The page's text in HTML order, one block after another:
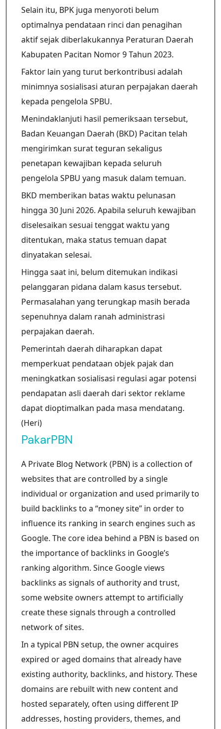
Selain itu, BPK juga menyoroti belum
optimalnya pendataan rinci dan penagihan
aktif sejak diberlakukannya Peraturan Daerah
Kabupaten Pacitan Nomor 9 Tahun 2023.
Faktor lain yang turut berkontribusi adalah
minimnya sosialisasi aturan perpajakan daerah
kepada pengelola SPBU.
Menindaklanjuti hasil pemeriksaan tersebut,
Badan Keuangan Daerah (BKD) Pacitan telah
mengirimkan surat teguran sekaligus
penetapan kewajiban kepada seluruh
pengelola SPBU yang masuk dalam temuan.
BKD memberikan batas waktu pelunasan
hingga 30 Juni 2026. Apabila seluruh kewajiban
diselesaikan sesuai tenggat waktu yang
ditentukan, maka status temuan dapat
dinyatakan selesai.
Hingga saat ini, belum ditemukan indikasi
pelanggaran pidana dalam kasus tersebut.
Permasalahan yang terungkap masih berada
sepenuhnya dalam ranah administrasi
perpajakan daerah.
Pemerintah daerah diharapkan dapat
memperkuat pendataan objek pajak dan
meningkatkan sosialisasi regulasi agar potensi
pendapatan asli daerah dari sektor reklame
dapat dioptimalkan pada masa mendatang.
(Heri)
PakarPBN
A Private Blog Network (PBN) is a collection of
websites that are controlled by a single
individual or organization and used primarily to
build backlinks to a “money site” in order to
influence its ranking in search engines such as
Google. The core idea behind a PBN is based on
the importance of backlinks in Google’s
ranking algorithm. Since Google views
backlinks as signals of authority and trust,
some website owners attempt to artificially
create these signals through a controlled
network of sites.
In a typical PBN setup, the owner acquires
expired or aged domains that already have
existing authority, backlinks, and history. These
domains are rebuilt with new content and
hosted separately, often using different IP
addresses, hosting providers, themes, and